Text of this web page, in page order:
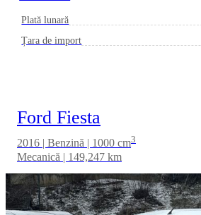
Plată lunară
Țara de import
Ford Fiesta
2016 | Benzină | 1000 cm3
Mecanică | 149,247 km